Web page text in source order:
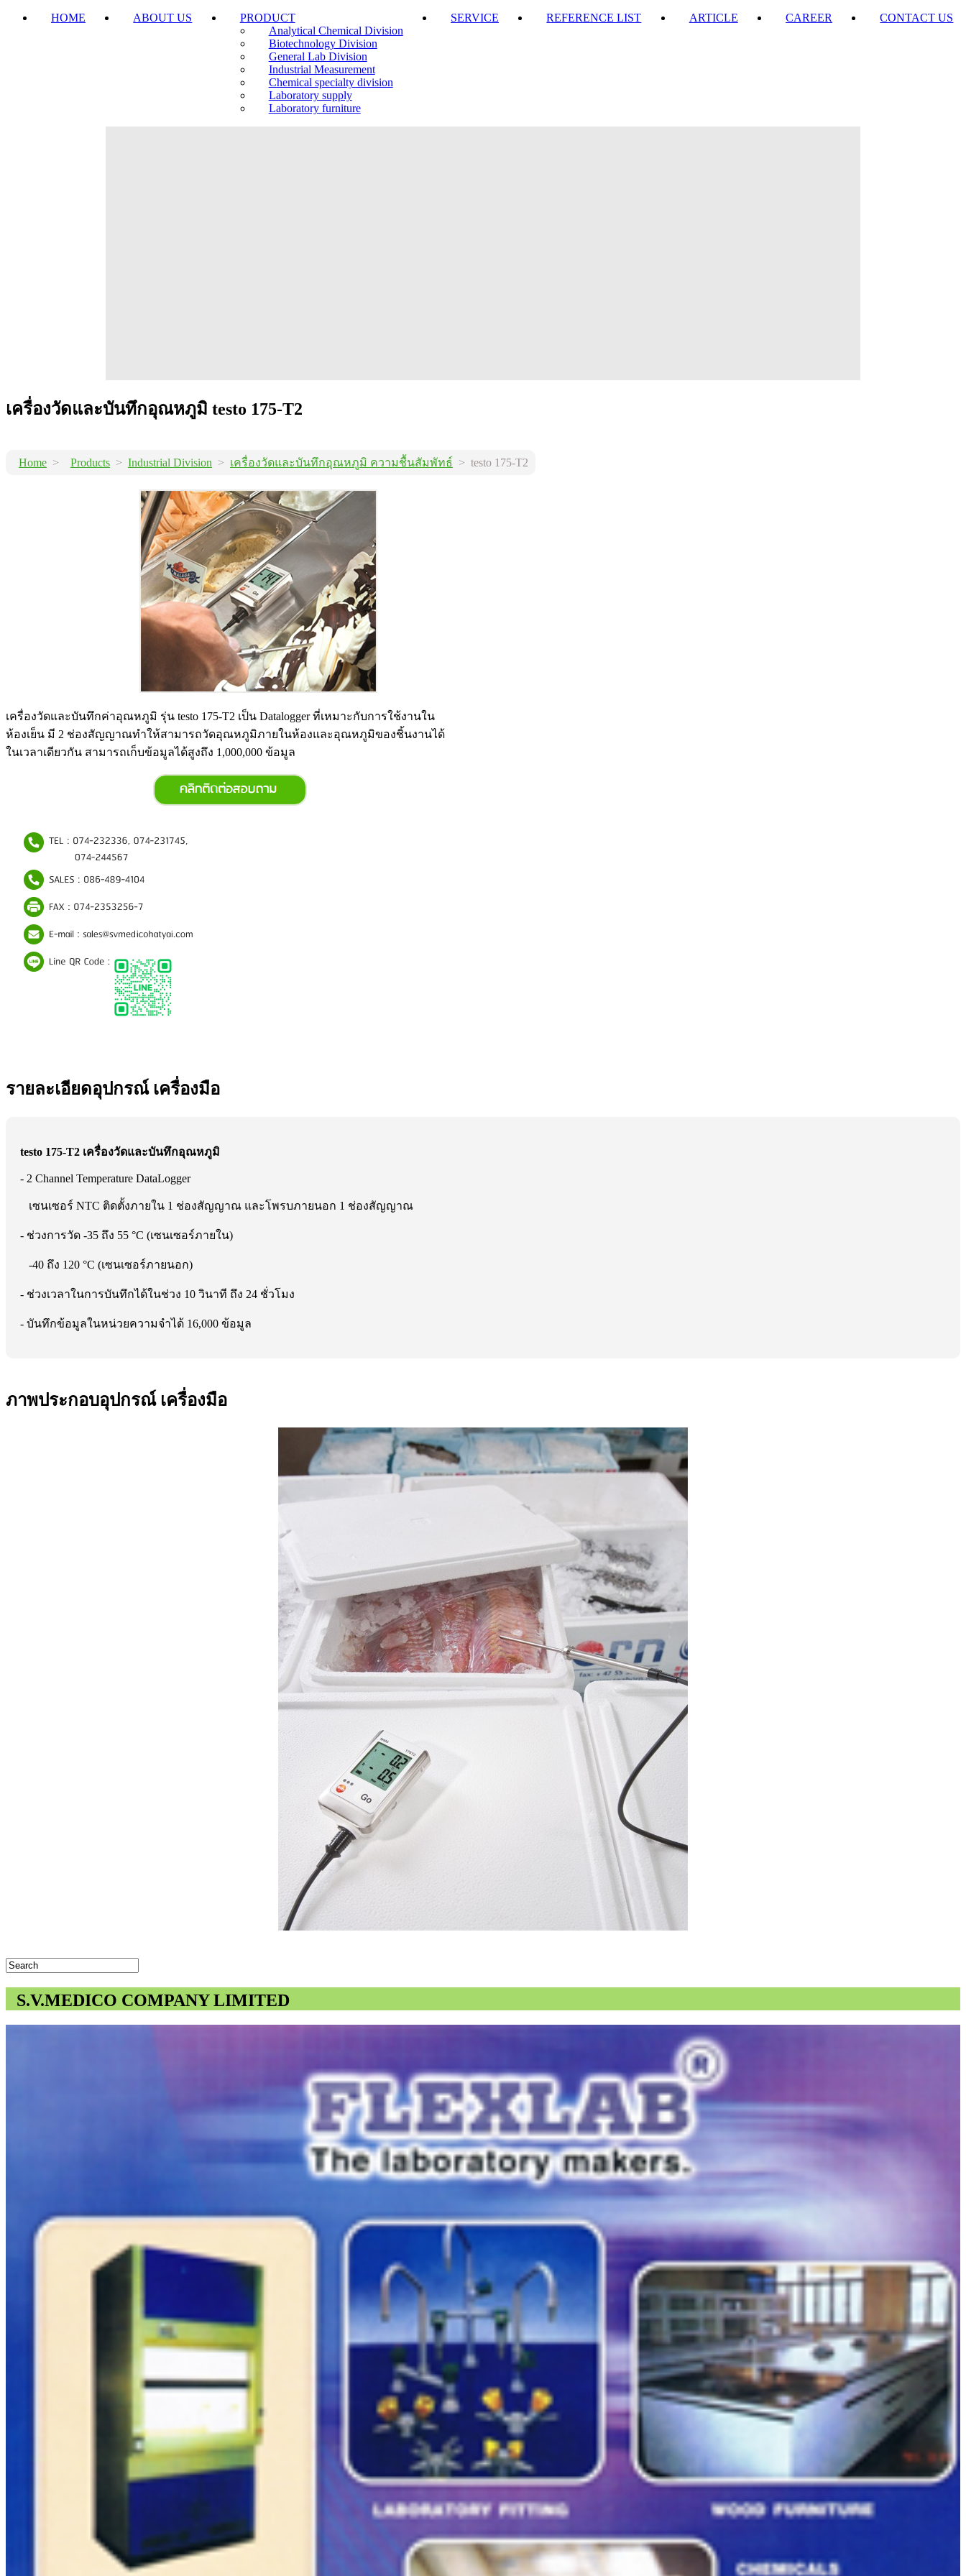
HOME ABOUT US
PRODUCT
Analytical Chemical Division
Biotechnology Division
General Lab Division
Industrial Measurement
Chemical specialty division
Laboratory supply
Laboratory furniture
SERVICE REFERENCE LIST ARTICLE CAREER CONTACT US
เครื่องวัดและบันทึกอุณหภูมิ testo 175-T2
Home > Products > Industrial Division > เครื่องวัดและบันทึกอุณหภูมิ ความชื้นสัมพัทธ์ > testo 175-T2
เครื่องวัดและบันทึกค่าอุณหภูมิ รุ่น testo 175-T2 เป็น Datalogger ที่เหมาะกับการใช้งานใน
ห้องเย็น มี 2 ช่องสัญญาณทำให้สามารถวัดอุณหภูมิภายในห้องและอุณหภูมิของชิ้นงานได้
ในเวลาเดียวกัน สามารถเก็บข้อมูลได้สูงถึง 1,000,000 ข้อมูล
รายละเอียดอุปกรณ์ เครื่องมือ
testo 175-T2 เครื่องวัดและบันทึกอุณหภูมิ
- 2 Channel Temperature DataLogger
เซนเซอร์ NTC ติดตั้งภายใน 1 ช่องสัญญาณ และโพรบภายนอก 1 ช่องสัญญาณ
- ช่วงการวัด -35 ถึง 55 °C (เซนเซอร์ภายใน)
-40 ถึง 120 °C (เซนเซอร์ภายนอก)
- ช่วงเวลาในการบันทึกได้ในช่วง 10 วินาที ถึง 24 ชั่วโมง
- บันทึกข้อมูลในหน่วยความจำได้ 16,000 ข้อมูล
ภาพประกอบอุปกรณ์ เครื่องมือ
S.V.MEDICO COMPANY LIMITED